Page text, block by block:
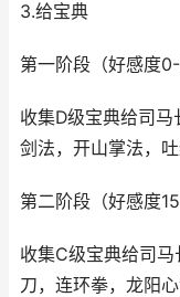
3.给宝典
第一阶段（好感度0-
收集D级宝典给司
剑法，开山掌法，
第二阶段（好感度
收集C级宝典给司
刀，连环拳，龙阳